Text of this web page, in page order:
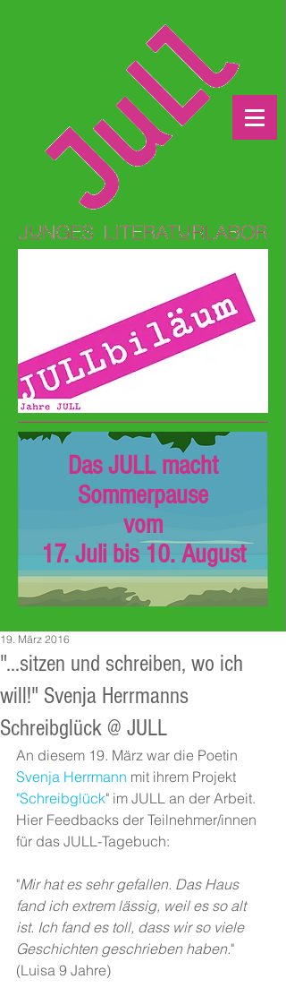
Das JULL macht
Sommerpause
vom
17. Juli bis 10. August
"...sitzen und schreiben, wo ich
will!" Svenja Herrmanns
Schreibglück @ JULL
19. März 2016
An diesem 19. März war die Poetin
Svenja Herrmann mit ihrem Projekt
"Schreibglück" im JULL an der Arbeit.
Hier Feedbacks der Teilnehmer/innen
für das JULL-Tagebuch:
"Mir hat es sehr gefallen. Das Haus
fand ich extrem lässig, weil es so alt
ist. Ich fand es toll, dass wir so viele
Geschichten geschrieben haben."
(Luisa 9 Jahre)